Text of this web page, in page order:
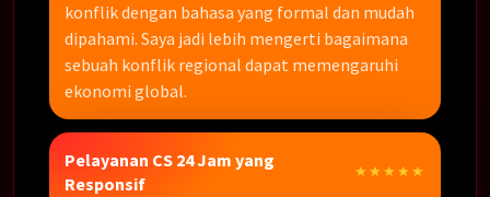
konflik dengan bahasa yang formal dan mudah
dipahami. Saya jadi lebih mengerti bagaimana
sebuah konflik regional dapat memengaruhi
ekonomi global.
Pelayanan CS 24 Jam yang
Responsif
★★★★★